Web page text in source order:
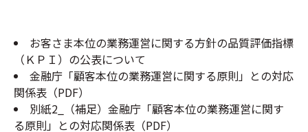
お客さま本位の業務運営に関する方針の品質評価指標
（ＫＰＩ）の公表について
金融庁「顧客本位の業務運営に関する原則」との対応
関係表（PDF）
別紙2_（補足）金融庁「顧客本位の業務運営に関す
る原則」との対応関係表（PDF）